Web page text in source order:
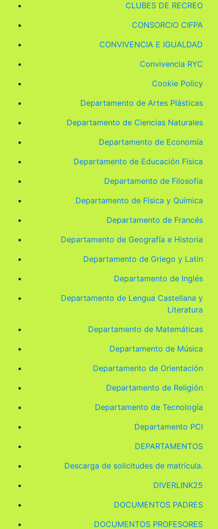
CLUBES DE RECREO
CONSORCIO CIFPA
CONVIVENCIA E IGUALDAD
Convivencia RYC
Cookie Policy
Departamento de Artes Plásticas
Departamento de Ciencias Naturales
Departamento de Economía
Departamento de Educación Física
Departamento de Filosofía
Departamento de Física y Química
Departamento de Francés
Departamento de Geografía e Historia
Departamento de Griego y Latín
Departamento de Inglés
Departamento de Lengua Castellana y
Literatura
Departamento de Matemáticas
Departamento de Música
Departamento de Orientación
Departamento de Religión
Departamento de Tecnología
Departamento PCI
DEPARTAMENTOS
Descarga de solicitudes de matrícula.
DIVERLINK25
DOCUMENTOS PADRES
DOCUMENTOS PROFESORES